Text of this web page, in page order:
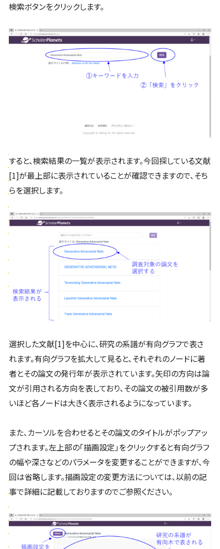
検索ボタンをクリックします。
すると、検索結果の一覧が表示されます。今回探している文献
[1]が最上部に表示されていることが確認できますので、そち
らを選択します。
選択した文献[1]を中心に、研究の系譜が有向グラフで表さ
れます。有向グラフを拡大して見ると、それぞれのノードに著
者とその論文の発行年が表示されています。矢印の方向は論
文が引用される方向を表しており、その論文の被引用数が多
いほど各ノードは大きく表示されるようになっています。
また、カーソルを合わせるとその論文のタイトルがポップアッ
プされます。左上部の「描画設定」をクリックすると有向グラフ
の幅や深さなどのパラメータを変更することができますが、今
回は省略します。描画設定の変更方法については、以前の記
事で詳細に記載しておりますのでご参照ください。